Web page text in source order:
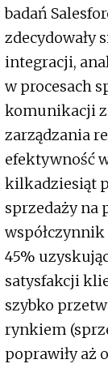
badań
zdecydowały
integracji,
w procesach
komunikacji
zarządzania
efektywność
kilkadziesiąt
sprzedaży na
45%
satysfakcji
szybko
rynkiem
poprawiły aż